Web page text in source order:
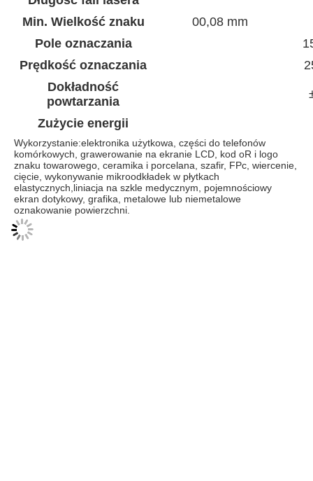
Min. Wielkość znaku
00,08 mm
Pole oznaczania
Prędkość oznaczania
Dokładność
powtarzania
Zużycie energii
Wykorzystanie:elektronika użytkowa, części do telefonów
komórkowych, grawerowanie na ekranie LCD, kod oR i logo
znaku towarowego, ceramika i porcelana, szafir, FPc, wiercenie,
cięcie, wykonywanie mikroodkładek w płytkach
elastycznych,liniacja na szkle medycznym, pojemnościowy
ekran dotykowy, grafika, metalowe lub niemetalowe
oznakowanie powierzchni.